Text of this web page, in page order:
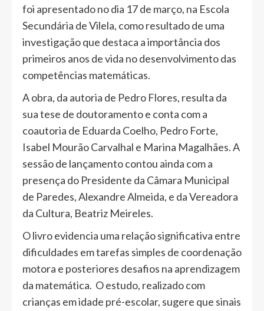
foi apresentado no dia 17 de março, na Escola
Secundária de Vilela, como resultado de uma
investigação que destaca a importância dos
primeiros anos de vida no desenvolvimento das
competências matemáticas.
A obra, da autoria de Pedro Flores, resulta da
sua tese de doutoramento e conta com a
coautoria de Eduarda Coelho, Pedro Forte,
Isabel Mourão Carvalhal e Marina Magalhães. A
sessão de lançamento contou ainda com a
presença do Presidente da Câmara Municipal
de Paredes, Alexandre Almeida, e da Vereadora
da Cultura, Beatriz Meireles.
O livro evidencia uma relação significativa entre
dificuldades em tarefas simples de coordenação
motora e posteriores desafios na aprendizagem
da matemática. O estudo, realizado com
crianças em idade pré-escolar, sugere que sinais